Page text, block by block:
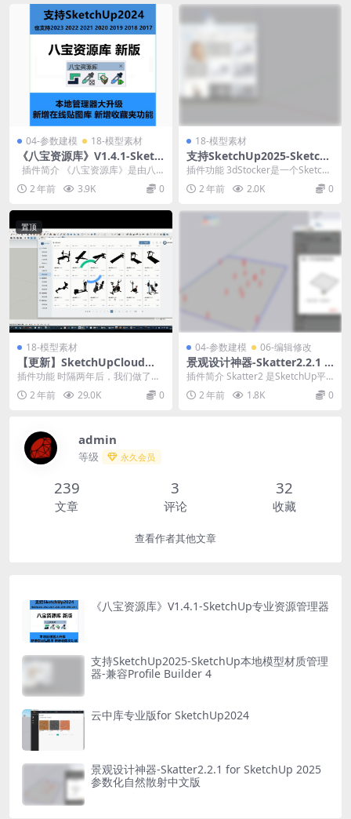
04-参数建模 18-模型素材
《八宝资源库》V1.4.1-Sketc
hUp专业资源管理器
插件简介 《八宝资源库》是由八
宝工作室开发的一款 SketchUp...
2 年前 3.9K 0
18-模型素材
支持SketchUp2025-Sketch
Up本地模型材质管理器-兼容P
rofile Builder 4
插件功能 3dStocker是一个Sketch
Up在线资源库插件，分为两部分：
在...2 年前 2.0K 0
置顶
18-模型素材
【更新】SketchUpCloud模
型云V3.1.21 for SketchUp20
25最新版
插件功能 时隔两年后，我们做了一
次最新的维护更新。 本次更新支持
最新的Sketc...
2 年前 29.0K 0
04-参数建模 06-编辑修改
景观设计神器-Skatter2.2.1 f
or SketchUp 2025参数化自
然散射中文版
插件简介 Skatter2 是SketchUp平
台上模拟真实自然环境最强劲的武
器...2 年前 1.8K 0
admin
等级 永久会员
239
文章
3
评论
32
收藏
查看作者其他文章
《八宝资源库》V1.4.1-SketchUp专业资源管理器
支持SketchUp2025-SketchUp本地模型材质管理
器-兼容Profile Builder 4
云中库专业版for SketchUp2024
景观设计神器-Skatter2.2.1 for SketchUp 2025
参数化自然散射中文版